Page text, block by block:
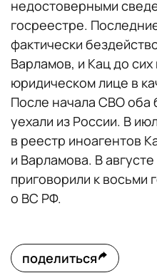
недостоверными
госреестре.
фактически
Варламов, и Кац до сих
юридическом лице в
После начала СВО оба
уехали из России. В
в реестр иноагентов
и Варламова. В
приговорили к восьми
о ВС РФ.
поделиться